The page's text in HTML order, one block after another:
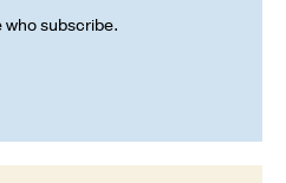
who subscribe.